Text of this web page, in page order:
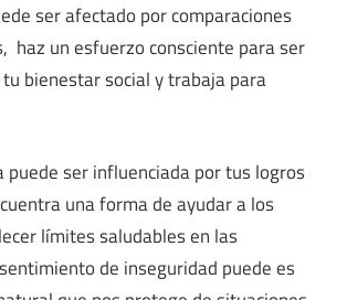
ser afectado por comparaciones
haz un esfuerzo consciente para ser
bienestar social y trabaja para
puede ser influenciada por tus logros
una forma de ayudar a los
límites saludables en las
de inseguridad puede es